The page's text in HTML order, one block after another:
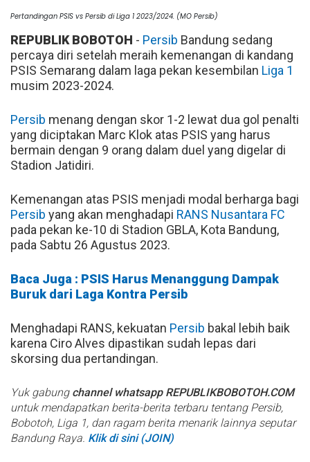
Pertandingan PSIS vs Persib di Liga 1 2023/2024. (MO Persib)
REPUBLIK BOBOTOH - Persib Bandung sedang
percaya diri setelah meraih kemenangan di kandang
PSIS Semarang dalam laga pekan kesembilan Liga 1
musim 2023-2024.
Persib menang dengan skor 1-2 lewat dua gol penalti
yang diciptakan Marc Klok atas PSIS yang harus
bermain dengan 9 orang dalam duel yang digelar di
Stadion Jatidiri.
Kemenangan atas PSIS menjadi modal berharga bagi
Persib yang akan menghadapi RANS Nusantara FC
pada pekan ke-10 di Stadion GBLA, Kota Bandung,
pada Sabtu 26 Agustus 2023.
Baca Juga : PSIS Harus Menanggung Dampak
Buruk dari Laga Kontra Persib
Menghadapi RANS, kekuatan Persib bakal lebih baik
karena Ciro Alves dipastikan sudah lepas dari
skorsing dua pertandingan.
Yuk gabung channel whatsapp REPUBLIKBOBOTOH.COM
untuk mendapatkan berita-berita terbaru tentang Persib,
Bobotoh, Liga 1, dan ragam berita menarik lainnya seputar
Bandung Raya. Klik di sini (JOIN)